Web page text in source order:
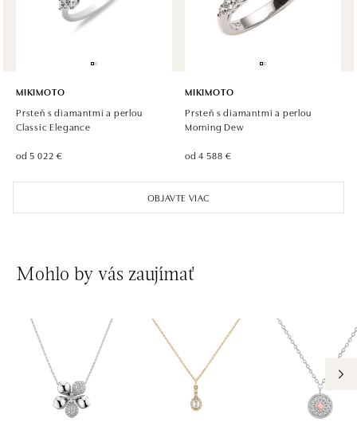
OBJAVTE VIAC
MIKIMOTO
Prsteň s diamantmi a perlou
Classic Elegance
od 5 022 €
MIKIMOTO
Prsteň s diamantmi a perlou
Morning Dew
od 4 588 €
Mohlo by vás zaujímať